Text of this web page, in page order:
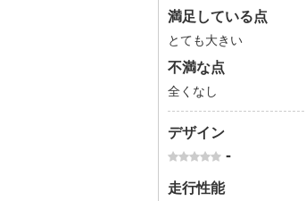
満足している点
とても大きい
不満な点
全くなし
デザイン
-
走行性能